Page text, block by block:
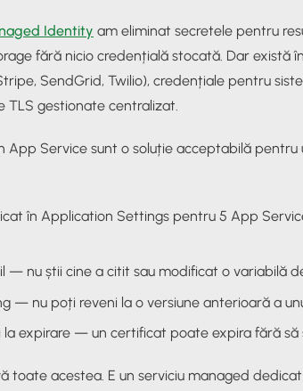
Identity am eliminat secretele pentru
fără nicio credențială stocată. Dar există
SendGrid, Twilio), credențiale pentru
TLS gestionate centralizat.
App Service sunt o soluție acceptabilă pentru
în Application Settings pentru 5 App
— nu știi cine a citit sau modificat o variabilă
— nu poți reveni la o versiune anterioară a
la expirare — un certificat poate expira fără să
toate acestea. E un serviciu managed